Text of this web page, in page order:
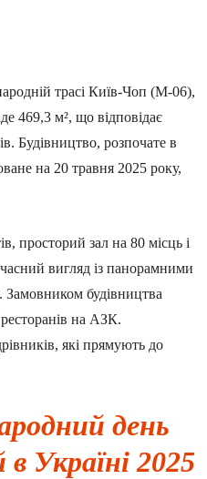
трасі Київ-Чоп (М-06),
469,3 м², що відповідає
Будівництво, розпочате в
на 20 травня 2025 року,
просторий зал на 80 місць і
вигляд із панорамними
Замовником будівництва
на АЗК.
які прямують до
день
Україні 2025